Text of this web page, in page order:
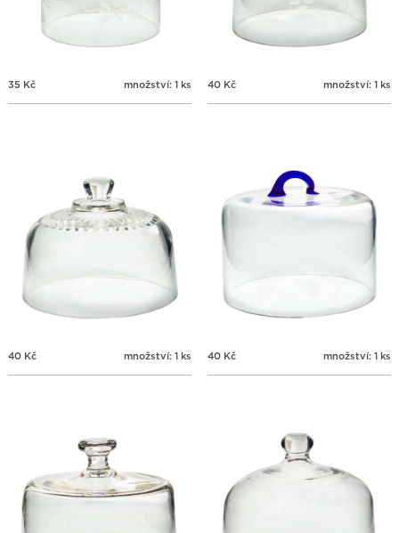
35 Kč množství: 1 ks 40 Kč množství: 1 ks
40 Kč množství: 1 ks 40 Kč množství: 1 ks